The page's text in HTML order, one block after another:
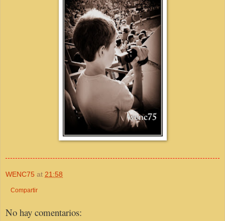
WENC75 at 21:58
Compartir
No hay comentarios: